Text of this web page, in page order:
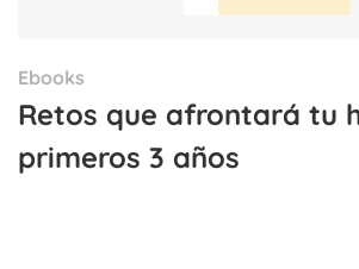
Ebooks
Retos que afrontará tu
primeros 3 años